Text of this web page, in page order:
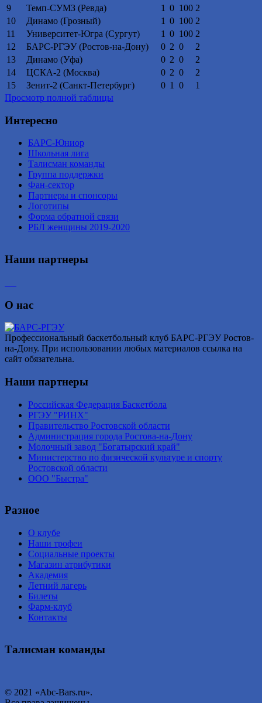
9 Темп-СУМЗ (Ревда) 1 0 100 2
10
Динамо (Грозный) 1 0 100 2
11
Университет-Югра (Сургут) 1 0 100 2
12
БАРС-РГЭУ (Ростов-на-Дону) 0 2 0
2
13
Динамо (Уфа) 0 2 0
2
14
ЦСКА-2 (Москва) 0 2 0
2
15
Зенит-2 (Санкт-Петербург) 0 1 0
1
Просмотр полной таблицы
Интересно
БАРС-Юниор
Школьная лига
Талисман команды
Группа поддержки
Фан-сектор
Партнеры и спонсоры
Логотипы
Форма обратной связи
РБЛ женщины 2019-2020
Наши партнеры
О нас
Профессиональный баскетбольный клуб БАРС-РГЭУ Ростов-
на-Дону. При использовании любых материалов ссылка на
сайт обязательна.
Наши партнеры
Российская Федерация Баскетбола
РГЭУ "РИНХ"
Правительство Ростовской области
Администрация города Ростова-на-Дону
Молочный завод "Богатырский край"
Министерство по физической культуре и спорту
Ростовской области
ООО "Быстра"
Разное
О клубе
Наши трофеи
Социальные проекты
Магазин атрибутики
Академия
Летний лагерь
Билеты
Фарм-клуб
Контакты
Талисман команды
© 2021 «Abc-Bars.ru».